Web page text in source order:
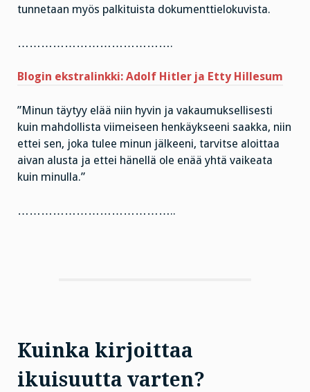
tunnetaan myös palkituista dokumenttielokuvista.
………………………………….
Blogin ekstralinkki: Adolf Hitler ja Etty Hillesum
”Minun täytyy elää niin hyvin ja vakaumuksellisesti
kuin mahdollista viimeiseen henkäykseeni saakka, niin
ettei sen, joka tulee minun jälkeeni, tarvitse aloittaa
aivan alusta ja ettei hänellä ole enää yhtä vaikeata
kuin minulla.”
…………………………………..
Kuinka kirjoittaa
ikuisuutta varten?